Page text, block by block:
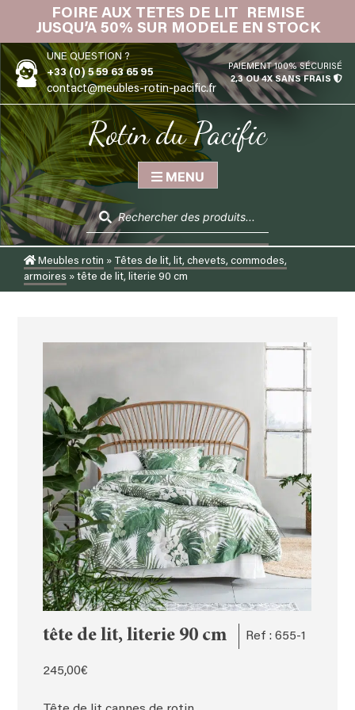
content
FOIRE AUX TETES DE LIT REMISE
JUSQU’A 50% SUR MODELE EN STOCK
UNE QUESTION ?
+33 (0) 5 59 63 65 95
contact@meubles-rotin-pacific.fr
PAIEMENT 100% SÉCURISÉ
2,3 OU 4X SANS FRAIS
Rotin du Pacific
MENU
Recherche
de
produits
Meubles rotin » Têtes de lit, lit, chevets, commodes,
armoires » tête de lit, literie 90 cm
tête de lit, literie 90 cm Ref : 655-1
245,00€